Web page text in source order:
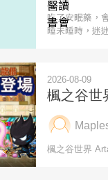
吃了安眠藥，
睡未睡時，迷